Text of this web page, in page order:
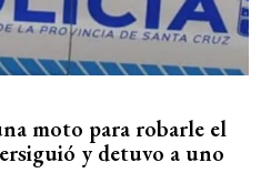
moto para robarle el
y detuvo a uno